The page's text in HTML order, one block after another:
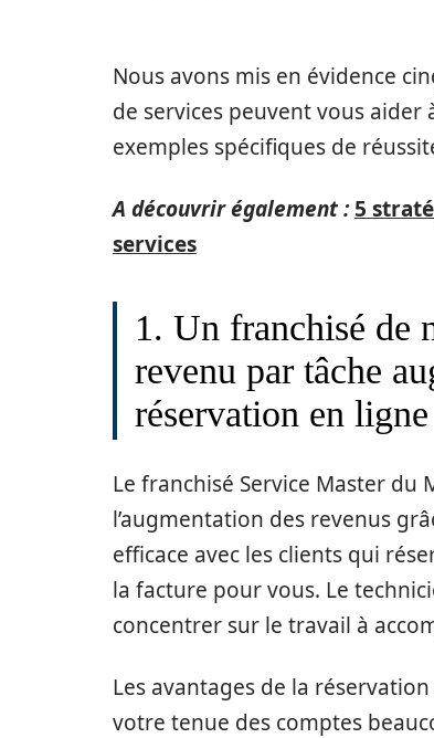
Nous avons mis en évidence
de services peuvent vous
exemples spécifiques de
A découvrir également : 5
services
1. Un franchisé de
revenu par tâche
réservation en ligne
Le franchisé Service Master du
l’augmentation des revenus
efficace avec les clients qui
la facture pour vous. Le
concentrer sur le travail à
Les avantages de la
votre tenue des comptes